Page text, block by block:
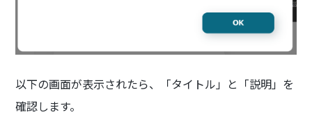
以下の画面が表示されたら、「タイトル」と「説明」を
確認します。